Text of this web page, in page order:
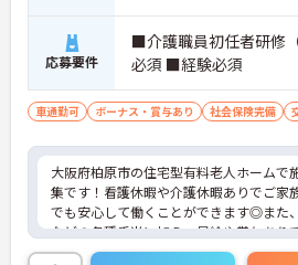
応募要件
■介護職員初任者研修
必須 ■経験必須
車通勤可 ボーナス・賞与あり 社会保険完備
大阪府柏原市の住宅型有料老人ホームで
集です！看護休暇や介護休暇ありでご家
でも安心して働くことができます◎また
などの各種手当に加え、昇給や賞与あり
ばっちり！あなたの頑張りがしっかり評